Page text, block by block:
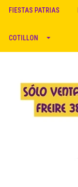
FIESTAS PATRIAS
COTILLON